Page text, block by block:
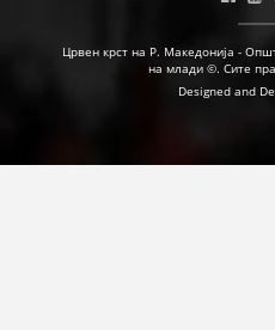
ПРВА
МЕНАЏМЕНТ
Црвен крст на Р. Македонија -
на млади ©. Сите
Designed and